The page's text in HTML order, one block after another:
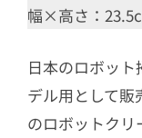
幅×高さ：
日本のロボッ
デル用として販
のロボットクリ